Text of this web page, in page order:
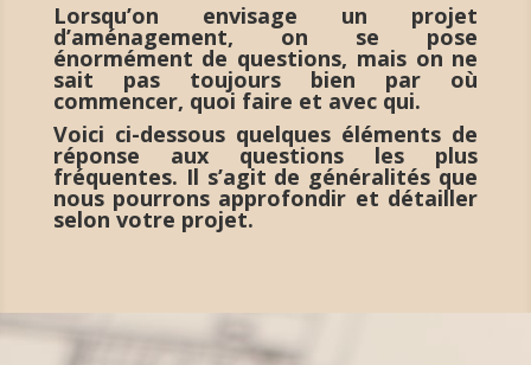
Lorsqu’on envisage un projet
d’aménagement, on se pose
énormément de questions, mais on ne
sait pas toujours bien par où
commencer, quoi faire et avec qui.
Voici ci-dessous quelques éléments de
réponse aux questions les plus
fréquentes. Il s’agit de généralités que
nous pourrons approfondir et détailler
selon votre projet.